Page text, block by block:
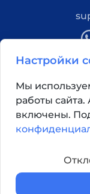
Настройки
Мы
работы сайта.
включены.